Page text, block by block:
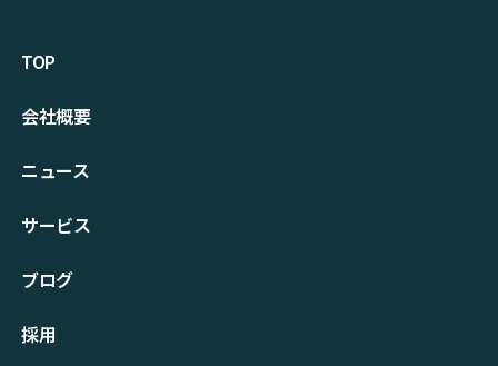
TOP
会社概要
ニュース
サービス
ブログ
採⽤